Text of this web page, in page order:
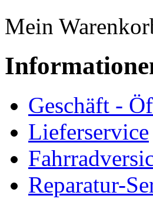
Mein
Geschäft -
Lieferservice
Reparatur-